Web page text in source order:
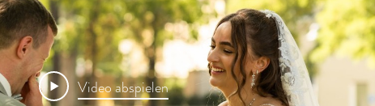
Video abspielen